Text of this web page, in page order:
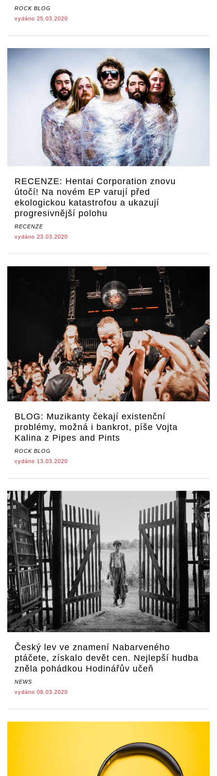
ROCK BLOG
vydáno 25.03.2020
RECENZE: Hentai Corporation znovu
útočí! Na novém EP varují před
ekologickou katastrofou a ukazují
progresivnější polohu
RECENZE
vydáno 23.03.2020
BLOG: Muzikanty čekají existenční
problémy, možná i bankrot, píše Vojta
Kalina z Pipes and Pints
ROCK BLOG
vydáno 13.03.2020
Český lev ve znamení Nabarveného
ptáčete, získalo devět cen. Nejlepší hudba
zněla pohádkou Hodinářův učeň
NEWS
vydáno 08.03.2020